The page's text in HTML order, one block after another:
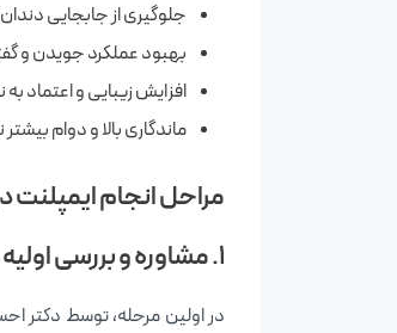
جلوگیری از جابجایی
بهبود عملکرد جویدن و
افزایش زیبایی و اعتماد
ماندگاری بالا و دوام
مراحل انجام
۱. مشاوره و بررسی اولیه